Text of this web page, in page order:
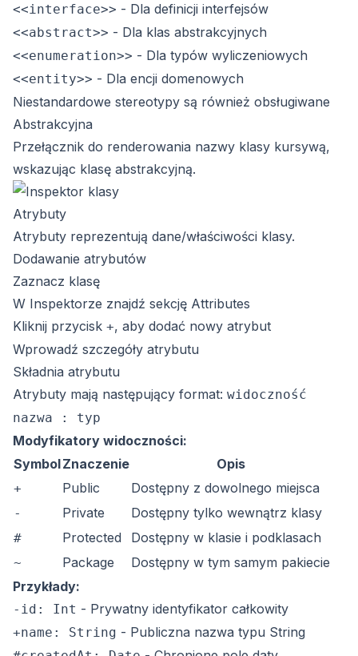
<<interface>> - Dla definicji interfejsów
<<abstract>> - Dla klas abstrakcyjnych
<<enumeration>> - Dla typów wyliczeniowych
<<entity>> - Dla encji domenowych
Niestandardowe stereotypy są również obsługiwane
Abstrakcyjna
Przełącznik do renderowania nazwy klasy kursywą,
wskazując klasę abstrakcyjną.
Atrybuty
Atrybuty reprezentują dane/właściwości klasy.
Dodawanie atrybutów
Zaznacz klasę
W Inspektorze znajdź sekcję Attributes
Kliknij przycisk +, aby dodać nowy atrybut
Wprowadź szczegóły atrybutu
Składnia atrybutu
Atrybuty mają następujący format: widoczność
nazwa : typ
Modyfikatory widoczności:
SymbolZnaczenie Opis
+ Public Dostępny z dowolnego miejsca
- Private Dostępny tylko wewnątrz klasy
# Protected Dostępny w klasie i podklasach
~ Package
Dostępny w tym samym pakiecie
Przykłady:
-id: Int - Prywatny identyfikator całkowity
+name: String - Publiczna nazwa typu String